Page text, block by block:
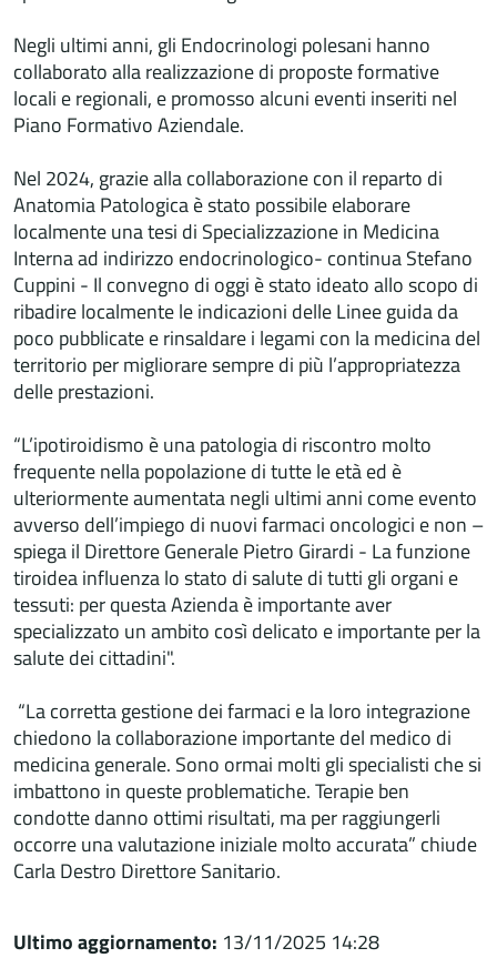
Negli ultimi anni, gli Endocrinologi polesani hanno
collaborato alla realizzazione di proposte formative
locali e regionali, e promosso alcuni eventi inseriti nel
Piano Formativo Aziendale.
Nel 2024, grazie alla collaborazione con il reparto di
Anatomia Patologica è stato possibile elaborare
localmente una tesi di Specializzazione in Medicina
Interna ad indirizzo endocrinologico- continua Stefano
Cuppini - Il convegno di oggi è stato ideato allo scopo di
ribadire localmente le indicazioni delle Linee guida da
poco pubblicate e rinsaldare i legami con la medicina del
territorio per migliorare sempre di più l’appropriatezza
delle prestazioni.
“L’ipotiroidismo è una patologia di riscontro molto
frequente nella popolazione di tutte le età ed è
ulteriormente aumentata negli ultimi anni come evento
avverso dell’impiego di nuovi farmaci oncologici e non –
spiega il Direttore Generale Pietro Girardi - La funzione
tiroidea influenza lo stato di salute di tutti gli organi e
tessuti: per questa Azienda è importante aver
specializzato un ambito così delicato e importante per la
salute dei cittadini".
“La corretta gestione dei farmaci e la loro integrazione
chiedono la collaborazione importante del medico di
medicina generale. Sono ormai molti gli specialisti che si
imbattono in queste problematiche. Terapie ben
condotte danno ottimi risultati, ma per raggiungerli
occorre una valutazione iniziale molto accurata” chiude
Carla Destro Direttore Sanitario.
Ultimo aggiornamento: 13/11/2025 14:28